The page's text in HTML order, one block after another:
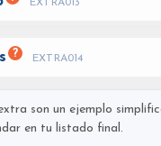
EXTRA013
? EXTRA014
son un ejemplo
en tu listado final.